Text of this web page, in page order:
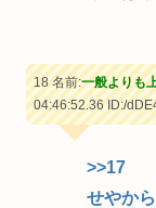
18 名前:一般よりも
04:46:52.36ID:/
>>17
せやか